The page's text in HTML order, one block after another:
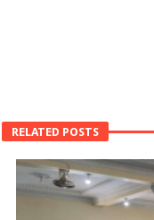
RELATED POSTS